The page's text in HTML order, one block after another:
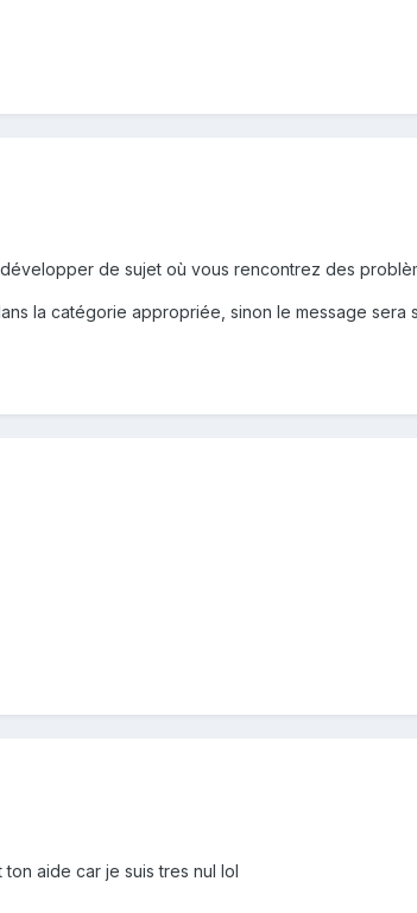
de sujet où vous rencontrez des
la catégorie appropriée, sinon le message sera
aide car je suis tres nul lol